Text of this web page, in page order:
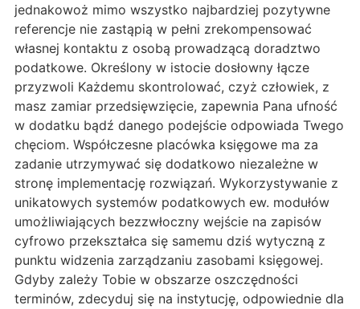
jednakowoż mimo wszystko najbardziej pozytywne
referencje nie zastąpią w pełni zrekompensować
własnej kontaktu z osobą prowadzącą doradztwo
podatkowe. Określony w istocie dosłowny łącze
przyzwoli Każdemu skontrolować, czyż człowiek, z
masz zamiar przedsięwzięcie, zapewnia Pana ufność
w dodatku bądź danego podejście odpowiada Twego
chęciom. Współczesne placówka księgowe ma za
zadanie utrzymywać się dodatkowo niezależne w
stronę implementację rozwiązań. Wykorzystywanie z
unikatowych systemów podatkowych ew. modułów
umożliwiających bezzwłoczny wejście na zapisów
cyfrowo przekształca się samemu dziś wytyczną z
punktu widzenia zarządzaniu zasobami księgowej.
Gdyby zależy Tobie w obszarze oszczędności
terminów, zdecyduj się na instytucję, odpowiednie dla